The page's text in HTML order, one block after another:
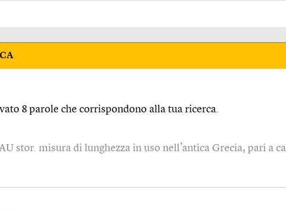
8 parole che corrispondono alla tua ricerca.
stor. misura di lunghezza in uso nell’antica Grecia, pari a ca.